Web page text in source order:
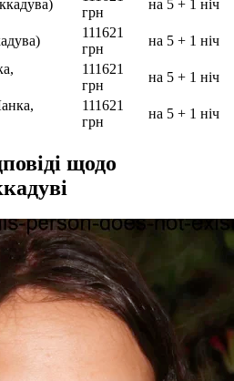
грн
на 5 + 1 ніч
111621
грн
на 5 + 1 ніч
111621
грн
на 5 + 1 ніч
111621
грн
на 5 + 1 ніч
щодо